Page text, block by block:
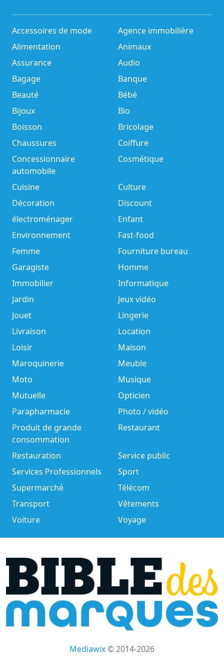
Accessoires de mode
Agence immobilière
Alimentation
Animaux
Assurance
Audio
Bagage
Banque
Beauté
Bébé
Bijoux
Bio
Boisson
Bricolage
Chaussures
Coiffure
Concessionnaire
automobile
Cosmétique
Cuisine
Culture
Décoration
Discount
électroménager
Enfant
Environnement
Fast-food
Femme
Fourniture bureau
Garagiste
Homme
Immobilier
Informatique
Jardin
Jeux vidéo
Jouet
Lingerie
Livraison
Location
Loisir
Maison
Maroquinerie
Meuble
Moto
Musique
Mutuelle
Opticien
Parapharmacie
Photo / vidéo
Produit de grande
consommation
Restaurant
Restauration
Service public
Services Professionnels
Sport
Supermarché
Télécom
Transport
Vêtements
Voiture
Voyage
Mediawix© 2014-2026